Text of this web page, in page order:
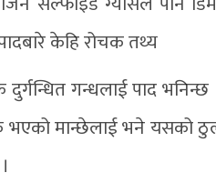
केहि रोचक तथ्य
गन्धलाई पाद भनिन्छ
भएको मान्छेलाई भने यसको